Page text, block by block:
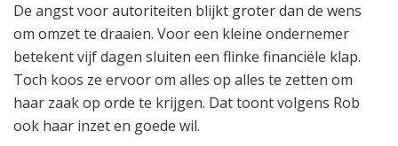
De angst voor autoriteiten blijkt groter dan de wens
om omzet te draaien. Voor een kleine ondernemer
betekent vijf dagen sluiten een flinke financiële klap.
Toch koos ze ervoor om alles op alles te zetten om
haar zaak op orde te krijgen. Dat toont volgens Rob
ook haar inzet en goede wil.